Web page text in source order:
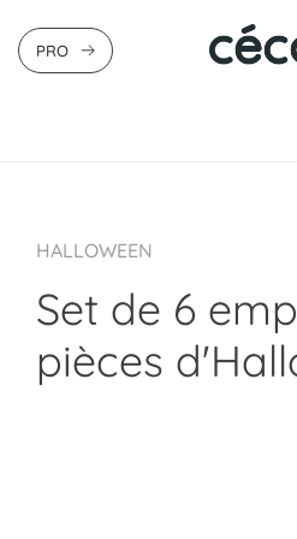
PRO
HALLOWEEN
Set de 6
pièces